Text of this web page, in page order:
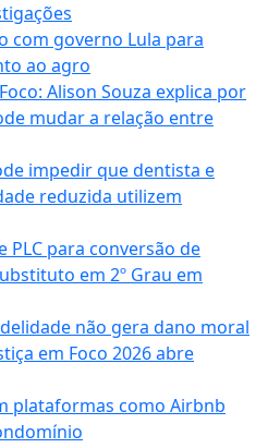
com governo Lula para
ao agro
Alison Souza explica por
mudar a relação entre
impedir que dentista e
reduzida utilizem
para conversão de
em 2º Grau em
não gera dano moral
em Foco 2026 abre
plataformas como Airbnb